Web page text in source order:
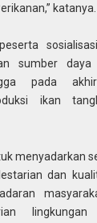
katanya.
sumber
pada
ikan
menyadarkan
dan
lingkungan